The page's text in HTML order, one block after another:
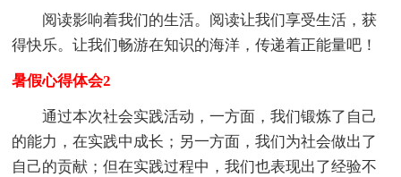
阅读影响着我们的生活。阅读让我们享受生活，获
得快乐。让我们畅游在知识的海洋，传递着正能量吧！
暑假心得体会2
通过本次社会实践活动，一方面，我们锻炼了自己
的能力，在实践中成长；另一方面，我们为社会做出了
自己的贡献；但在实践过程中，我们也表现出了经验不